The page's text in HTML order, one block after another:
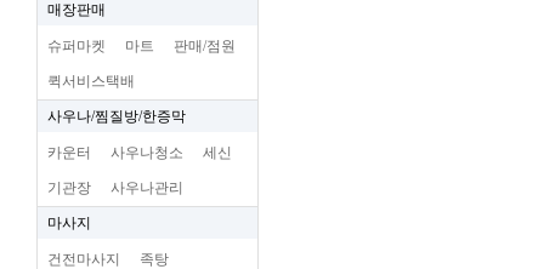
매장판매
슈퍼마켓 마트 판매/점원
퀵서비스택배
사우나/찜질방/한증막
카운터 사우나청소 세신
기관장 사우나관리
마사지
건전마사지 족탕